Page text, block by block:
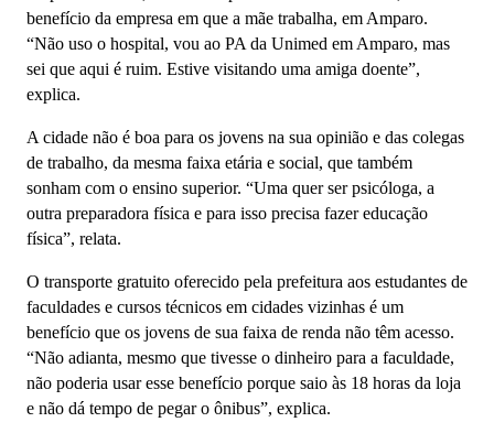
benefício da empresa em que a mãe trabalha, em Amparo.
“Não uso o hospital, vou ao PA da Unimed em Amparo, mas
sei que aqui é ruim. Estive visitando uma amiga doente”,
explica.
A cidade não é boa para os jovens na sua opinião e das colegas
de trabalho, da mesma faixa etária e social, que também
sonham com o ensino superior. “Uma quer ser psicóloga, a
outra preparadora física e para isso precisa fazer educação
física”, relata.
O transporte gratuito oferecido pela prefeitura aos estudantes de
faculdades e cursos técnicos em cidades vizinhas é um
benefício que os jovens de sua faixa de renda não têm acesso.
“Não adianta, mesmo que tivesse o dinheiro para a faculdade,
não poderia usar esse benefício porque saio às 18 horas da loja
e não dá tempo de pegar o ônibus”, explica.